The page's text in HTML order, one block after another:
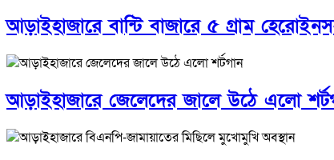
আড়াইহাজারে বান্টি বাজারে ৫ গ্রাম
আড়াইহাজারে জেলেদের জালে উঠে এলো